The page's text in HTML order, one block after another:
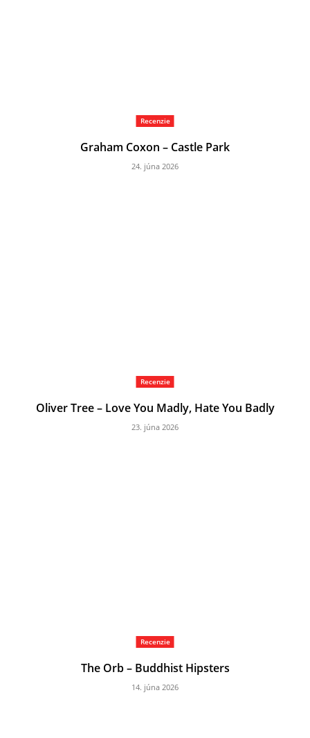
Recenzie
Graham Coxon – Castle Park
24. júna 2026
Recenzie
Oliver Tree – Love You Madly, Hate You Badly
23. júna 2026
Recenzie
The Orb – Buddhist Hipsters
14. júna 2026